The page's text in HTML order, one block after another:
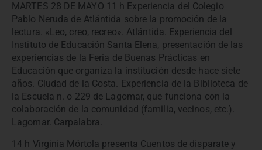
MARTES 28 DE MAYO 11 h Experiencia del Colegio
Pablo Neruda de Atlántida sobre la promoción de la
lectura. «Leo, creo, recreo». Atlántida. Experiencia del
Instituto de Educación Santa Elena, presentación de las
experiencias de la Feria de Buenas Prácticas en
Educación que organiza la institución desde hace siete
años. Ciudad de la Costa. Experiencia de la Biblioteca de
la Escuela n. o 229 de Lagomar, que funciona con la
colaboración de la comunidad (familia, vecinos, etc.).
Lagomar. Carpalabra.
14 h Virginia Mórtola presenta Cuentos de disparate y